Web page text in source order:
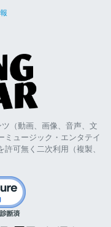
（動画、画像、音声、文
ミュージック・エンタテイ
可無く二次利用（複製、